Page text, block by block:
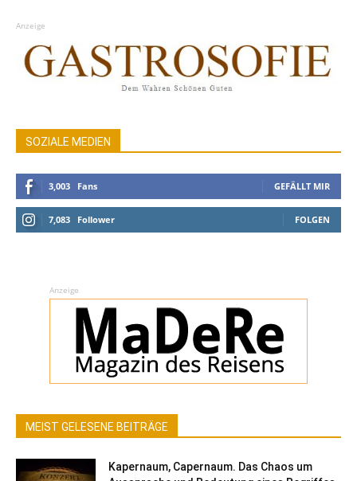
Anzeige
SOZIALE MEDIEN
3,003 Fans GEFÄLLT MIR
7,083 Follower FOLGEN
Anzeige
MEIST GELESENE BEITRÄGE
Kapernaum, Capernaum. Das Chaos um